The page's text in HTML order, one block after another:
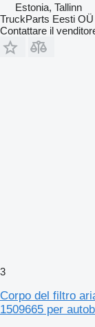
Estonia, Tallinn
TruckParts Eesti OÜ
Contattare il
3
Corpo del filtro
1509665 per